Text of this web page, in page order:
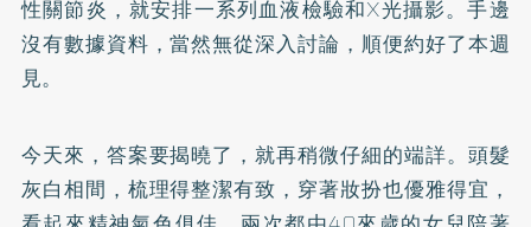
性關節炎，就安排一系列血液檢驗和X光攝影。手邊
沒有數據資料，當然無從深入討論，順便約好了本週
見。
今天來，答案要揭曉了，就再稍微仔細的端詳。頭髮
灰白相間，梳理得整潔有致，穿著妝扮也優雅得宜，